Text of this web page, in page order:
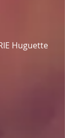
Huguette